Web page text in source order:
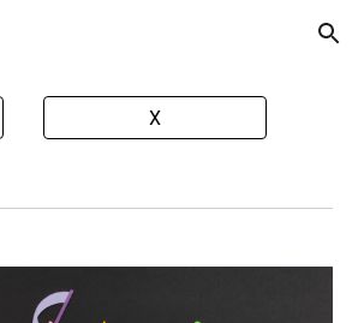
Skip to navigation
X